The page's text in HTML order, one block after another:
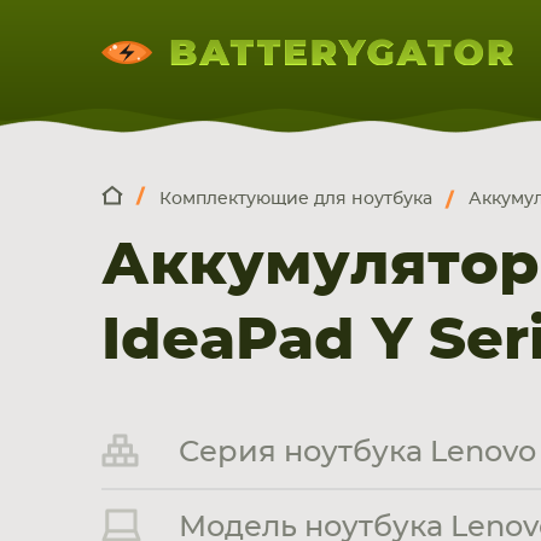
НОУТБУКА
ПЛАНШЕТА
СМАРТФОНА
Комплектующие для ноутбука
IdeaPad Y
Серия ноутбука
Модель ноутбука